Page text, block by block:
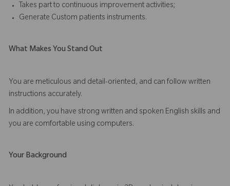
Takes part to continuous improvement activities;
Generate Custom patients instruments.
What Makes You Stand Out
You are meticulous and detail-oriented, and can follow written
instructions accurately.
In addition, you have strong written and spoken English skills and
you are comfortable using computers.
Your Background